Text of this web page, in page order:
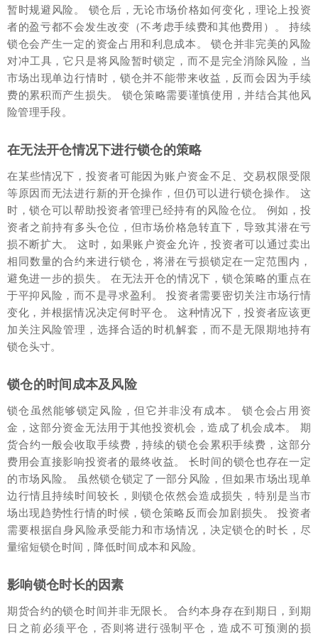
暂时规避风险。 锁仓后，无论市场价格如何变化，理论上投资
者的盈亏都不会发生改变（不考虑手续费和其他费用）。 持续
锁仓会产生一定的资金占用和利息成本。 锁仓并非完美的风险
对冲工具，它只是将风险暂时锁定，而不是完全消除风险，当
市场出现单边行情时，锁仓并不能带来收益，反而会因为手续
费的累积而产生损失。 锁仓策略需要谨慎使用，并结合其他风
险管理手段。
在无法开仓情况下进行锁仓的策略
在某些情况下，投资者可能因为账户资金不足、交易权限受限
等原因而无法进行新的开仓操作，但仍可以进行锁仓操作。 这
时，锁仓可以帮助投资者管理已经持有的风险仓位。 例如，投
资者之前持有多头仓位，但市场价格急转直下，导致其潜在亏
损不断扩大。 这时，如果账户资金允许，投资者可以通过卖出
相同数量的合约来进行锁仓，将潜在亏损锁定在一定范围内，
避免进一步的损失。 在无法开仓的情况下，锁仓策略的重点在
于平抑风险，而不是寻求盈利。 投资者需要密切关注市场行情
变化，并根据情况决定何时平仓。 这种情况下，投资者应该更
加关注风险管理，选择合适的时机解套，而不是无限期地持有
锁仓头寸。
锁仓的时间成本及风险
锁仓虽然能够锁定风险，但它并非没有成本。 锁仓会占用资
金，这部分资金无法用于其他投资机会，造成了机会成本。 期
货合约一般会收取手续费，持续的锁仓会累积手续费，这部分
费用会直接影响投资者的最终收益。 长时间的锁仓也存在一定
的市场风险。 虽然锁仓锁定了一部分风险，但如果市场出现单
边行情且持续时间较长，则锁仓依然会造成损失，特别是当市
场出现趋势性行情的时候，锁仓策略反而会加剧损失。 投资者
需要根据自身风险承受能力和市场情况，决定锁仓的时长，尽
量缩短锁仓时间，降低时间成本和风险。
影响锁仓时长的因素
期货合约的锁仓时间并非无限长。 合约本身存在到期日，到期
日之前必须平仓，否则将进行强制平仓，造成不可预测的损